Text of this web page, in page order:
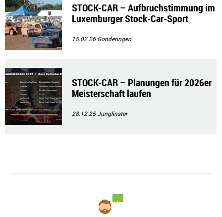
STOCK-CAR – Aufbruchstimmung im
Luxemburger Stock-Car-Sport
15.02.26Gonderingen
STOCK-CAR – Planungen für 2026er
Meisterschaft laufen
28.12.25Junglinster